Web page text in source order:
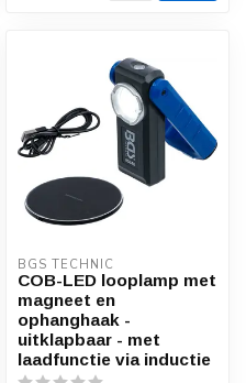
BGS TECHNIC
COB-LED looplamp met
magneet en
ophanghaak -
uitklapbaar - met
laadfunctie via inductie